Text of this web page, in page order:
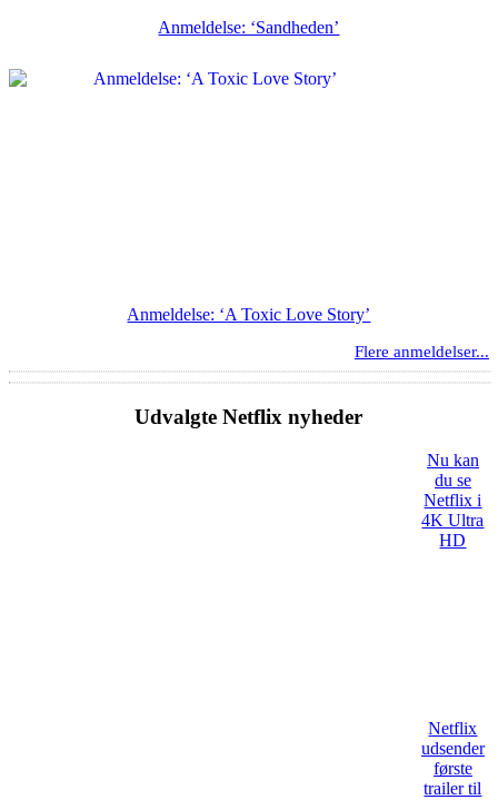
Anmeldelse: ‘Sandheden’
Anmeldelse: ‘A Toxic Love Story’
Flere anmeldelser...
Udvalgte Netflix nyheder
Nu kan
du se
Netflix i
4K Ultra
HD
Netflix
udsender
første
trailer til